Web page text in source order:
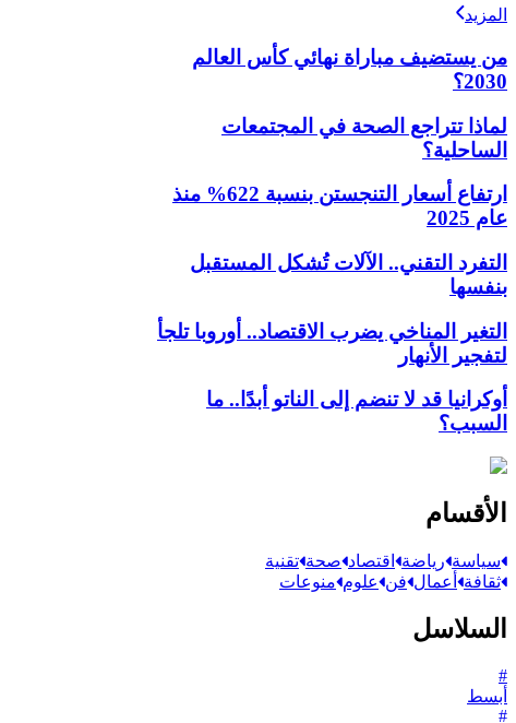
المزيد
من يستضيف مباراة نهائي كأس العالم
2030؟
لماذا تتراجع الصحة في المجتمعات
الساحلية؟
ارتفاع أسعار التنجستن بنسبة 622% منذ
عام 2025
التفرد التقني.. الآلات تُشكل المستقبل
بنفسها
التغير المناخي يضرب الاقتصاد.. أوروبا تلجأ
لتفجير الأنهار
أوكرانيا قد لا تنضم إلى الناتو أبدًا.. ما
السبب؟
الأقسام
سياسة رياضة اقتصاد صحة تقنية
ثقافة
أعمال فن علوم منوعات
السلاسل
#
أبسط
#